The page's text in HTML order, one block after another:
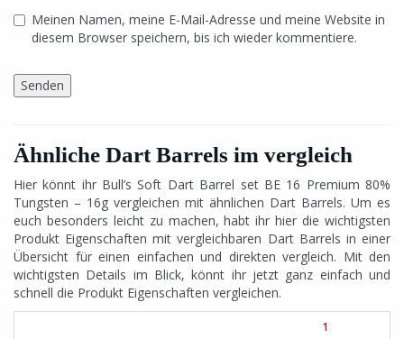
Meinen Namen, meine E-Mail-Adresse und meine Website in
diesem Browser speichern, bis ich wieder kommentiere.
Ähnliche Dart Barrels im vergleich
Hier könnt ihr Bull’s Soft Dart Barrel set BE 16 Premium 80%
Tungsten – 16g vergleichen mit ähnlichen Dart Barrels. Um es
euch besonders leicht zu machen, habt ihr hier die wichtigsten
Produkt Eigenschaften mit vergleichbaren Dart Barrels in einer
Übersicht für einen einfachen und direkten vergleich. Mit den
wichtigsten Details im Blick, könnt ihr jetzt ganz einfach und
schnell die Produkt Eigenschaften vergleichen.
1